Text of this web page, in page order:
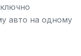
авто на одному
Львова,